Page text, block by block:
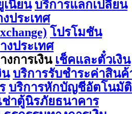
เนี่ยน บริการแลกเปลี่ยน
ประเทศ
โปรโมชัน
งประเทศ
งการเงิน เช็คและตั๋วเงิน
น บริการรับชำระค่าสินค้
บริการหักบัญชีอัตโนมัติ
ช่าตู้นิรภัยธนาคาร